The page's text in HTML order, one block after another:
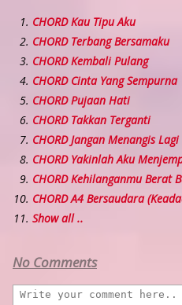
CHORD Kau Tipu Aku
CHORD Terbang Bersamaku
CHORD Kembali Pulang
CHORD Cinta Yang Sempurna
CHORD Pujaan Hati
CHORD Takkan Terganti
CHORD Jangan Menangis Lagi
CHORD Yakinlah Aku
CHORD Kehilanganmu Berat
CHORD A4 Bersaudara
Show all ..
No Comments